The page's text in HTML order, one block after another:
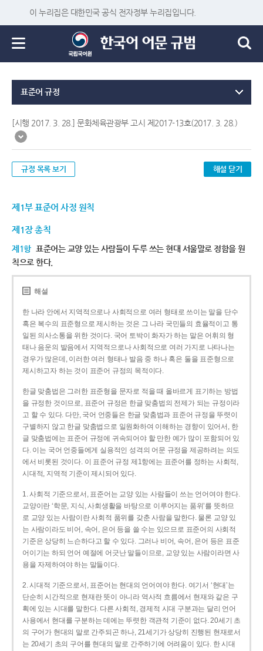
이 누리집은 대한민국 공식 전자정부 누리집입니다.
표준어 규정
[시행 2017. 3. 28.] 문화체육관광부 고시 제2017-13호(2017. 3. 28.)
규정 목록 보기 해설 닫기
제1부 표준어 사정 원칙
제1장 총칙
제1항 표준어는 교양 있는 사람들이 두루 쓰는 현대 서울말로 정함을 원
칙으로 한다.
해설
한 나라 안에서 지역적으로나 사회적으로 여러 형태로 쓰이는 말을 단수
혹은 복수의 표준형으로 제시하는 것은 그 나라 국민들의 효율적이고 통
일된 의사소통을 위한 것이다. 국어 토박이 화자가 하는 말은 어휘의 형
태나 음운의 발음에서 지역적으로나 사회적으로 여러 가지로 나타나는
경우가 많은데, 이러한 여러 형태나 발음 중 하나 혹은 둘을 표준형으로
제시하고자 하는 것이 표준어 규정의 목적이다.
한글 맞춤법은 그러한 표준형을 문자로 적을 때 올바르게 표기하는 방법
을 규정한 것이므로, 표준어 규정은 한글 맞춤법의 전제가 되는 규정이라
고 할 수 있다. 다만, 국어 언중들은 한글 맞춤법과 표준어 규정을 뚜렷이
구별하지 않고 한글 맞춤법으로 일원화하여 이해하는 경향이 있어서, 한
글 맞춤법에는 표준어 규정에 귀속되어야 할 만한 예가 많이 포함되어 있
다. 이는 국어 언중들에게 실용적인 성격의 어문 규정을 제공하려는 의도
에서 비롯된 것이다. 이 표준어 규정 제1항에는 표준어를 정하는 사회적,
시대적, 지역적 기준이 제시되어 있다.
1. 사회적 기준으로서, 표준어는 교양 있는 사람들이 쓰는 언어여야 한다.
교양이란 ‘학문, 지식, 사회생활을 바탕으로 이루어지는 품위’를 뜻하므
로 교양 있는 사람이란 사회적 품위를 갖춘 사람을 말한다. 물론 교양 있
는 사람이라도 비어, 속어, 은어 등을 쓸 수는 있으므로 표준어의 사회적
기준은 상당히 느슨하다고 할 수 있다. 그러나 비어, 속어, 은어 등은 표준
어이기는 하되 언어 예절에 어긋난 말들이므로, 교양 있는 사람이라면 사
용을 자제하여야 하는 말들이다.
2. 시대적 기준으로서, 표준어는 현대의 언어여야 한다. 여기서 ‘현대’는
단순히 시간적으로 현재란 뜻이 아니라 역사적 흐름에서 현재와 같은 구
획에 있는 시대를 말한다. 다른 사회적, 경제적 시대 구분과는 달리 언어
사용에서 현대를 구분하는 데에는 뚜렷한 객관적 기준이 없다. 20세기 초
의 구어가 현대의 말로 간주되곤 하나, 21세기가 상당히 진행된 현재로서
는 20세기 초의 구어를 현대의 말로 간주하기에 어려움이 있다. 한 시대